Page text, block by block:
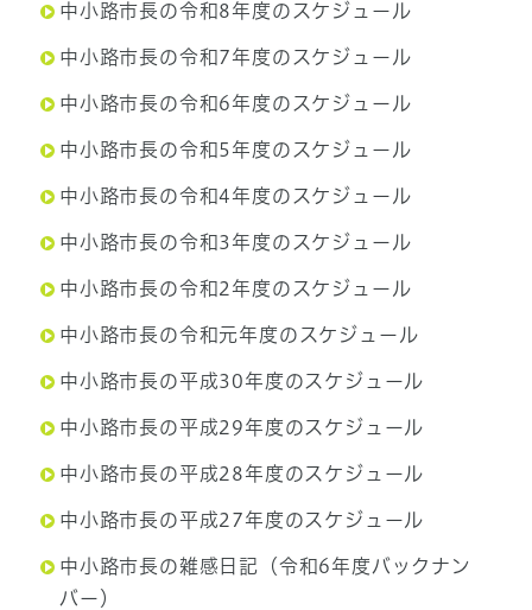
中小路市長の令和8年度のスケジュール
中小路市長の令和7年度のスケジュール
中小路市長の令和6年度のスケジュール
中小路市長の令和5年度のスケジュール
中小路市長の令和4年度のスケジュール
中小路市長の令和3年度のスケジュール
中小路市長の令和2年度のスケジュール
中小路市長の令和元年度のスケジュール
中小路市長の平成30年度のスケジュール
中小路市長の平成29年度のスケジュール
中小路市長の平成28年度のスケジュール
中小路市長の平成27年度のスケジュール
中小路市長の雑感日記（令和6年度バックナン
バー）